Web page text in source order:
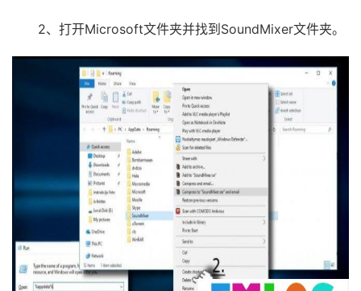
2、打开Microsoft文件夹并找到SoundMixer文件夹。